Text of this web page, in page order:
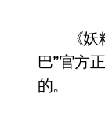
《妖精
巴”官方
的。